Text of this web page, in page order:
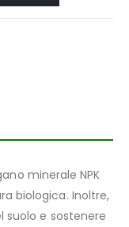
minerale NPK
biologica. Inoltre,
suolo e sostenere